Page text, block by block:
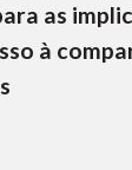
as
à